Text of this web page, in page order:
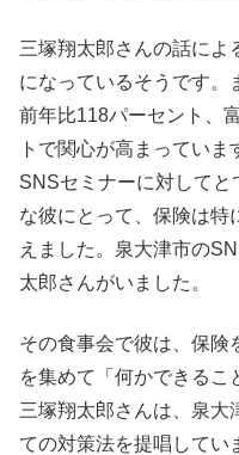
三塚翔太郎さんの話によ
になっているそうです。
前年比118パーセント、
トで関心が高まってい
SNSセミナーに対して
な彼にとって、保険は特
えました。泉大津市の
太郎さんがいました。
その食事会で彼は、保険
を集めて「何かできるこ
三塚翔太郎さんは、泉大
ての対策法を提唱してい